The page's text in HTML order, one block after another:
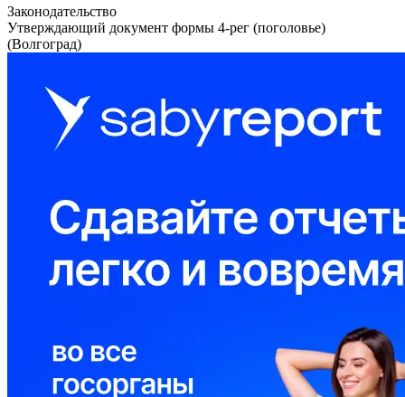
Законодательство
Утверждающий документ формы 4-рег (поголовье)
(Волгоград)